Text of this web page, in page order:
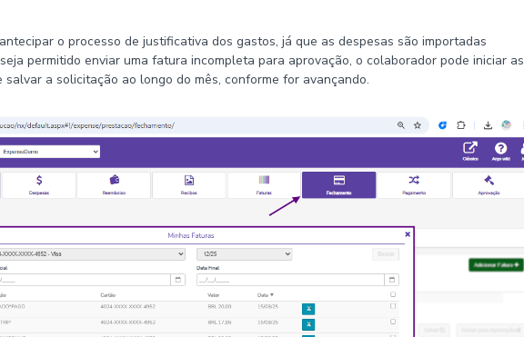
o processo de justificativa dos gastos, já que as despesas são importadas
permitido enviar uma fatura incompleta para aprovação, o colaborador pode iniciar as
a solicitação ao longo do mês, conforme for avançando.